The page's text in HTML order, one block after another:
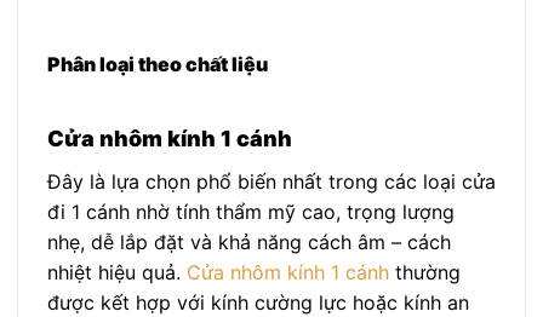
Phân loại theo chất liệu
Cửa nhôm kính 1 cánh
Đây là lựa chọn phổ biến nhất trong các loại cửa
đi 1 cánh nhờ tính thẩm mỹ cao, trọng lượng
nhẹ, dễ lắp đặt và khả năng cách âm – cách
nhiệt hiệu quả. Cửa nhôm kính 1 cánh thường
được kết hợp với kính cường lực hoặc kính an